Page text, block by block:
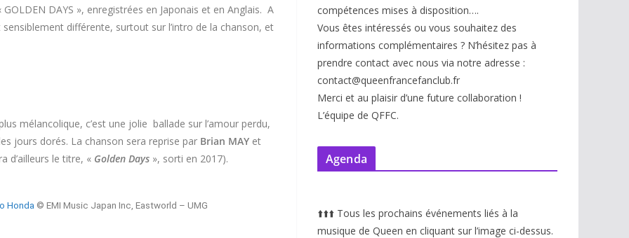
DAYS », enregistrées en Japonais et en Anglais. A
différente, surtout sur l’intro de la chanson, et
mélancolique, c’est une jolie ballade sur l’amour perdu,
jours dorés. La chanson sera reprise par Brian MAY et
d’ailleurs le titre, « Golden Days », sorti en 2017).
Honda © EMI Music Japan Inc, Eastworld – UMG
compétences mises à disposition….
Vous êtes intéressés ou vous souhaitez des
informations complémentaires ? N’hésitez pas à
prendre contact avec nous via notre adresse :
contact@queenfrancefanclub.fr
Merci et au plaisir d’une future collaboration !
L’équipe de QFFC.
Agenda
⬆️⬆️⬆️ Tous les prochains événements liés à la
musique de Queen en cliquant sur l’image ci-dessus.